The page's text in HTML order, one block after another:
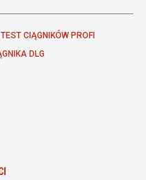
TEST CIĄGNIKÓW PROFI
DLG